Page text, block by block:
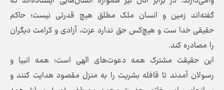
گفته‌اند زمین و انسان ملک مطلق هیچ قدرتی نیست؛ حاکم
حقیقی خدا ست و هیچ‌کس حق ندارد عزت، آزادی و کرامت دیگران
را مصادره کند.
این حقیقت مشترک همه دعوت‌های الهی است؛ همه انبیا و
رسولان آمدند تا قافله بشریت را به منزل مقصود هدایت کنند و